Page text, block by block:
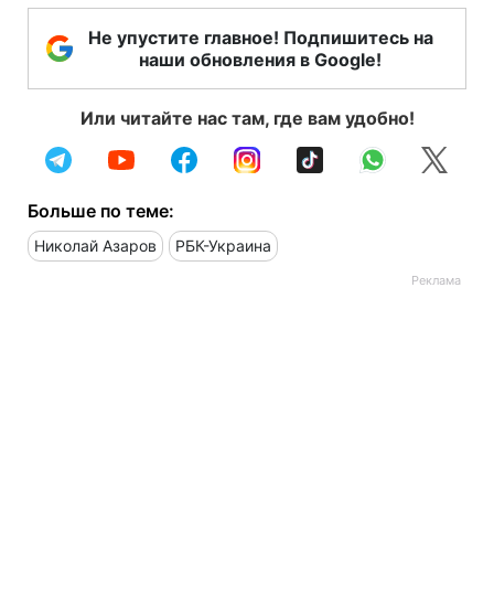
Не упустите главное! Подпишитесь на
наши обновления в Google!
Или читайте нас там, где вам удобно!
Больше по теме:
Николай Азаров РБК-Украина